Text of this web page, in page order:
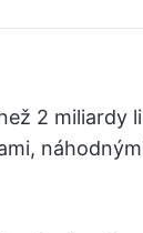
2 miliardy